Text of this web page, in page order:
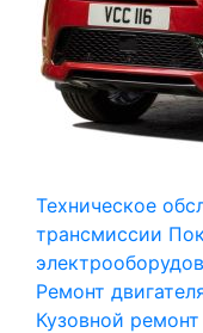
Техническое
трансмиссии
Ремонт
Кузовной ремонт